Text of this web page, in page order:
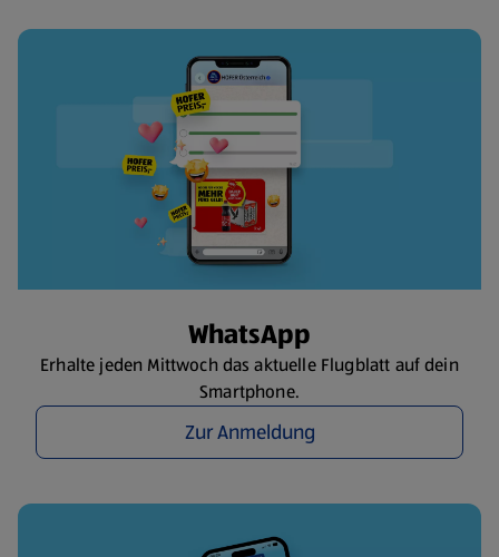
WhatsApp
Erhalte jeden Mittwoch das aktuelle Flugblatt auf dein
Smartphone.
Zur Anmeldung